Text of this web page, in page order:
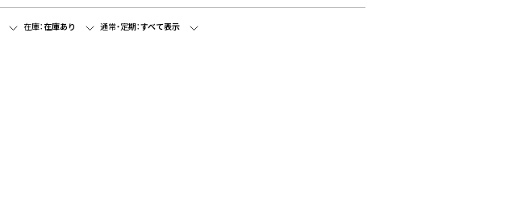
在庫：在庫あり 通常・定期：すべて表示